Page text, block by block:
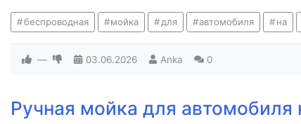
беспроводная мойка для автомобиля на
— 03.06.2026 Anka 0
Ручная мойка для автомобиля